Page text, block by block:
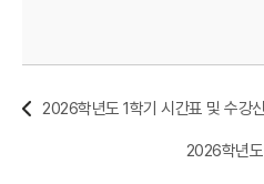
2026학년도 1학기 시간표 및 수강
2026학년도